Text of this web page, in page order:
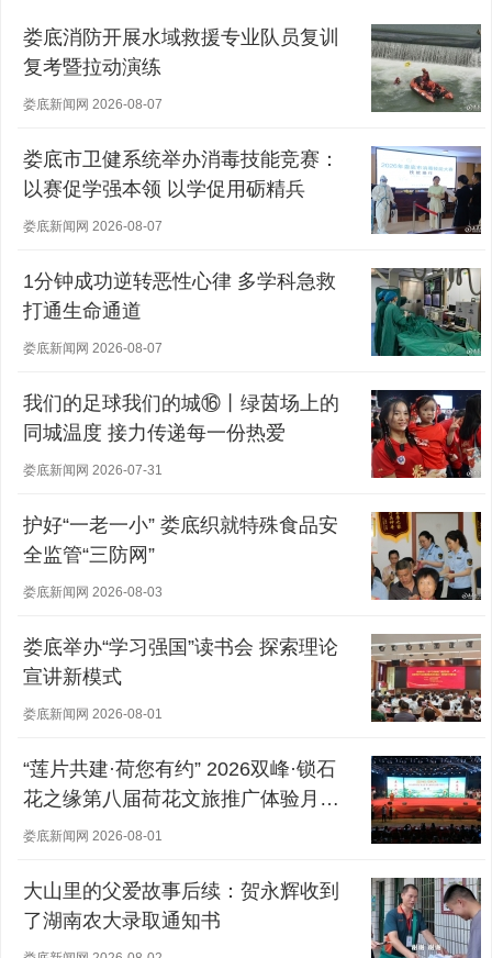
娄底消防开展水域救援专业队员复训
复考暨拉动演练
娄底新闻网 2026-08-07
娄底市卫健系统举办消毒技能竞赛：
以赛促学强本领 以学促用砺精兵
娄底新闻网 2026-08-07
1分钟成功逆转恶性心律 多学科急救
打通生命通道
娄底新闻网 2026-08-07
我们的足球我们的城⑯丨绿茵场上的
同城温度 接力传递每一份热爱
娄底新闻网 2026-07-31
护好“一老一小” 娄底织就特殊食品安
全监管“三防网”
娄底新闻网 2026-08-03
娄底举办“学习强国”读书会 探索理论
宣讲新模式
娄底新闻网 2026-08-01
“莲片共建·荷您有约” 2026双峰·锁石
花之缘第八届荷花文旅推广体验月盛
大开幕
娄底新闻网 2026-08-01
大山里的父爱故事后续：贺永辉收到
了湖南农大录取通知书